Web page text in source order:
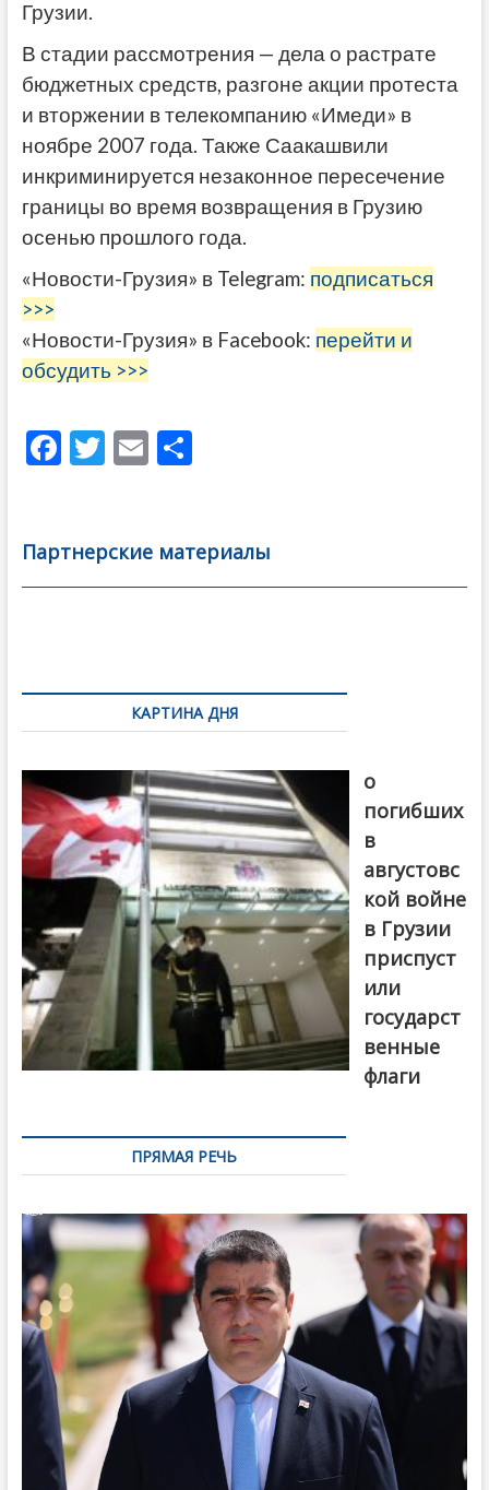
Грузии.
В стадии рассмотрения — дела о растрате
бюджетных средств, разгоне акции протеста
и вторжении в телекомпанию «Имеди» в
ноябре 2007 года. Также Саакашвили
инкриминируется незаконное пересечение
границы во время возвращения в Грузию
осенью прошлого года.
«Новости-Грузия» в Telegram: подписаться
>>>
«Новости-Грузия» в Facebook: перейти и
обсудить >>>
F
b
o
T
er
E
l
О
а
в
Партнерские материалы
по
записямКАРТИНА ДНЯ
о
погибших
в
августовс
кой войне
в Грузии
приспуст
или
государст
венные
флаги
ПРЯМАЯ РЕЧЬ